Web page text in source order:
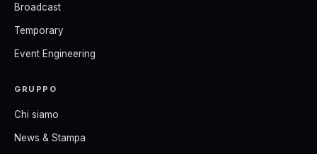
Broadcast
Temporary
Event Engineering
GRUPPO
Chi siamo
News & Stampa